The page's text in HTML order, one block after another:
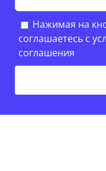
Нажимая на
соглашаетесь с
соглашения